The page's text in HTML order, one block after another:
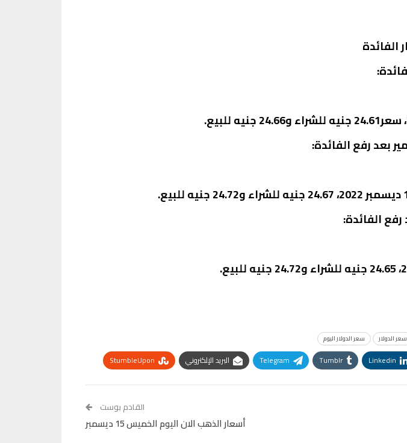
سعر الدولار سعر الدولار اليوم
Linkedin
Tumblr
Telegram البريد الإلكتروني
StumbleUpon
القادم بوست
أسعار الذهب الان اليوم الخميس 15 ديسمبر